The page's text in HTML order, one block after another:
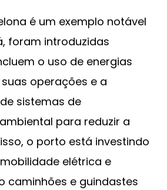
é um exemplo notável
foram introduzidas
o uso de energias
operações e a
sistemas de
para reduzir a
o porto está investindo
elétrica e
caminhões e guindastes